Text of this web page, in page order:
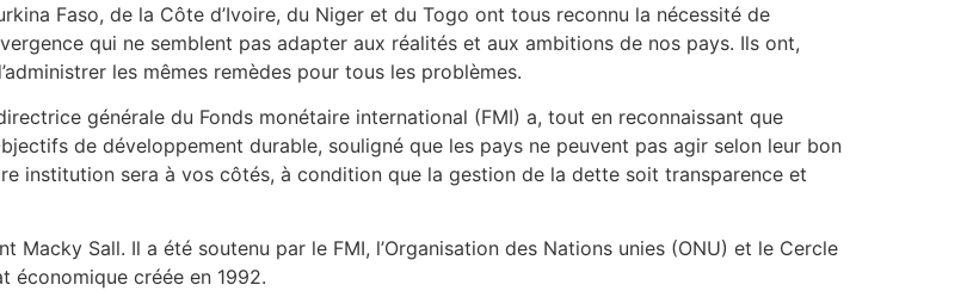
Faso, de la Côte d’Ivoire, du Niger et du Togo ont tous reconnu la nécessité de
qui ne semblent pas adapter aux réalités et aux ambitions de nos pays. Ils ont,
les mêmes remèdes pour tous les problèmes.
générale du Fonds monétaire international (FMI) a, tout en reconnaissant que
de développement durable, souligné que les pays ne peuvent pas agir selon leur bon
institution sera à vos côtés, à condition que la gestion de la dette soit transparence et
Macky Sall. Il a été soutenu par le FMI, l’Organisation des Nations unies (ONU) et le Cercle
économique créée en 1992.